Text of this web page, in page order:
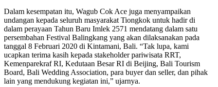
Dalam kesempatan itu, Wagub Cok Ace juga menyampaikan
undangan kepada seluruh masyarakat Tiongkok untuk hadir di
dalam perayaan Tahun Baru Imlek 2571 mendatang dalam satu
persembahan Festival Balingkang yang akan dilaksanakan pada
tanggal 8 Februari 2020 di Kintamani, Bali. “Tak lupa, kami
ucapkan terima kasih kepada stakeholder pariwisata RRT,
Kemenparekraf RI, Kedutaan Besar RI di Beijing, Bali Tourism
Board, Bali Wedding Association, para buyer dan seller, dan pihak
lain yang mendukung kegiatan ini,” ujarnya.